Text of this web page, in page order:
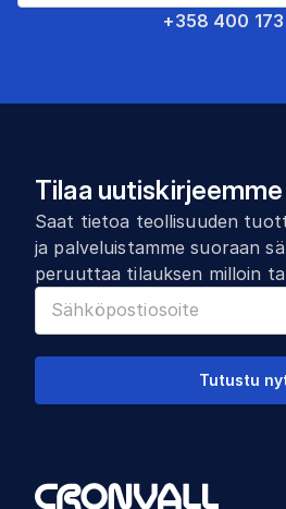
+358 400
Tilaa uutiskirjeemme
Saat tietoa teollisuuden
ja palveluistamme suoraan
peruuttaa tilauksen milloin
Tutustu